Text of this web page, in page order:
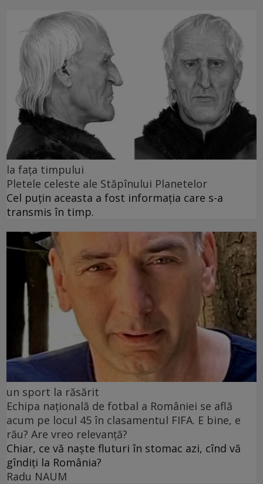
la fața timpului
Pletele celeste ale Stăpînului Planetelor
Cel puţin aceasta a fost informaţia care s-a
transmis în timp.
un sport la răsărit
Echipa națională de fotbal a României se află
acum pe locul 45 în clasamentul FIFA. E bine, e
rău? Are vreo relevanță?
Chiar, ce vă naște fluturi în stomac azi, cînd vă
gîndiți la România?
Radu NAUM